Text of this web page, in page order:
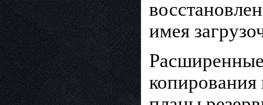
имея
копирования